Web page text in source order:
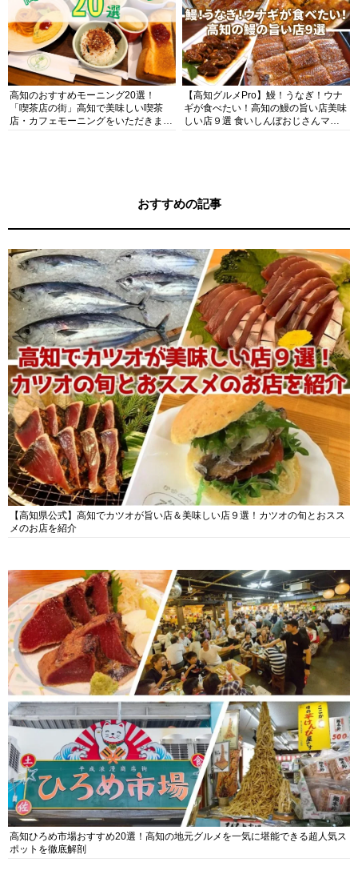
高知のおすすめモーニング20選！
「喫茶店の街」高知で美味しい喫茶
店・カフェモーニングをいただきま
【高知グルメPro】鰻！うなぎ！ウナ
ギが食べたい！高知の鰻の旨い店美味
しい店９選 食いしんぼおじさんマッ
おすすめの記事
【高知県公式】高知でカツオが旨い店＆美味しい店９選！カツオの旬とおスス
メのお店を紹介
高知ひろめ市場おすすめ20選！高知の地元グルメを一気に堪能できる超人気ス
ポットを徹底解剖